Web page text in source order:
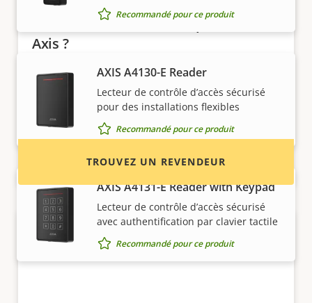
Recommandé pour ce produit
AXIS A4130-E Reader
Lecteur de contrôle d’accès sécurisé
pour des installations flexibles
Recommandé pour ce produit
AXIS A4131-E Reader with Keypad
Lecteur de contrôle d’accès sécurisé
avec authentification par clavier tactile
Recommandé pour ce produit
Vous voulez acheter des produits
Axis ?
Trouvez des revendeurs, des intégrateurs
système et des installateurs de produits et de
systèmes Axis.
TROUVEZ UN REVENDEUR